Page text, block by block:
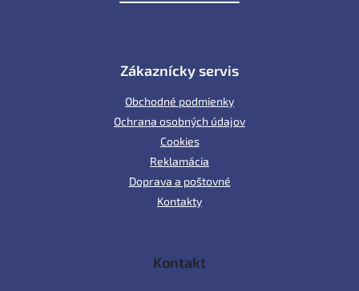
Zákaznícky servis
Obchodné podmienky
Ochrana osobných údajov
Cookies
Reklamácia
Doprava a poštovné
Kontakty
Kontakt